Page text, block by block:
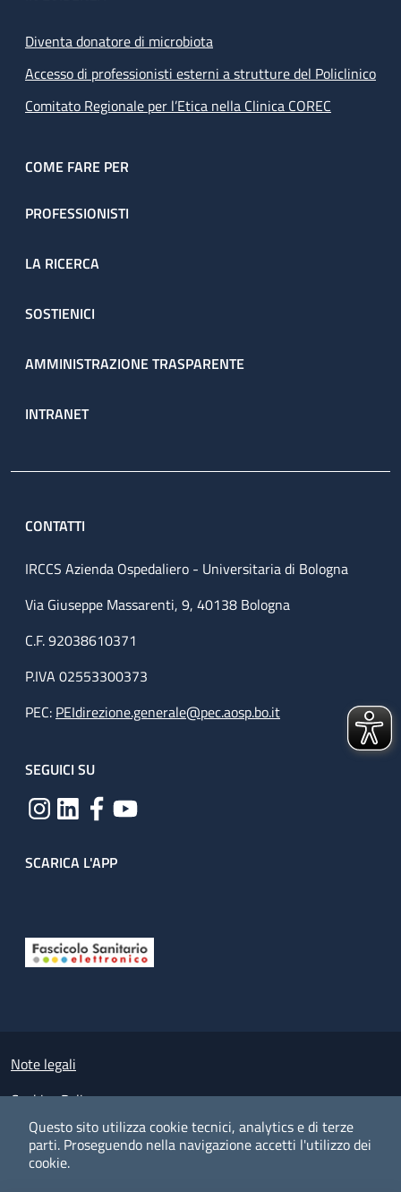
Questo sito utilizza cookie tecnici, analytics e di terze
parti. Proseguendo nella navigazione accetti l'utilizzo dei
cookie.
Diventa donatore di microbiota
Accesso di professionisti esterni a strutture del Policlinico
Comitato Regionale per l’Etica nella Clinica COREC
COME FARE PER
PROFESSIONISTI
LA RICERCA
SOSTIENICI
AMMINISTRAZIONE TRASPARENTE
INTRANET
CONTATTI
IRCCS Azienda Ospedaliero - Universitaria di Bologna
Via Giuseppe Massarenti, 9, 40138 Bologna
C.F. 92038610371
P.IVA 02553300373
PEC: PEIdirezione.generale@pec.aosp.bo.it
SEGUICI SU
SCARICA L'APP
Small prints
Note legali
Cookies Policy
Policy privacy e protezione del dato personale
Albo pretorio on-line